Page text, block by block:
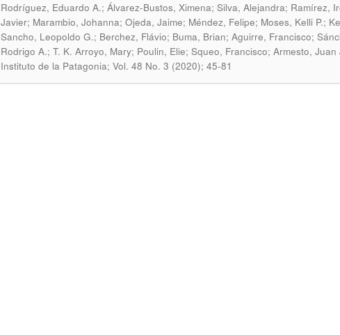
Rodríguez, Eduardo A.; Álvarez-Bustos, Ximena; Silva, Alejandra; Ramírez,
Javier; Marambio, Johanna; Ojeda, Jaime; Méndez, Felipe; Moses, Kelli P.;
Sancho, Leopoldo G.; Berchez, Flávio; Buma, Brian; Aguirre, Francisco;
Rodrigo A.; T. K. Arroyo, Mary; Poulin, Elie; Squeo, Francisco; Armesto,
Instituto de la Patagonia; Vol. 48 No. 3 (2020); 45-81